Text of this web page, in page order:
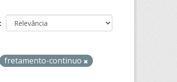
fretamento-continuo